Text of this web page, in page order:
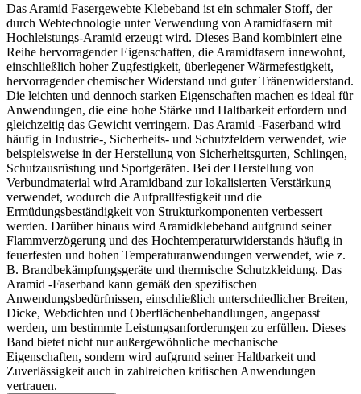
Das Aramid Fasergewebte Klebeband ist ein schmaler Stoff, der
durch Webtechnologie unter Verwendung von Aramidfasern mit
Hochleistungs-Aramid erzeugt wird. Dieses Band kombiniert eine
Reihe hervorragender Eigenschaften, die Aramidfasern innewohnt,
einschließlich hoher Zugfestigkeit, überlegener Wärmefestigkeit,
hervorragender chemischer Widerstand und guter Tränenwiderstand.
Die leichten und dennoch starken Eigenschaften machen es ideal für
Anwendungen, die eine hohe Stärke und Haltbarkeit erfordern und
gleichzeitig das Gewicht verringern. Das Aramid -Faserband wird
häufig in Industrie-, Sicherheits- und Schutzfeldern verwendet, wie
beispielsweise in der Herstellung von Sicherheitsgurten, Schlingen,
Schutzausrüstung und Sportgeräten. Bei der Herstellung von
Verbundmaterial wird Aramidband zur lokalisierten Verstärkung
verwendet, wodurch die Aufprallfestigkeit und die
Ermüdungsbeständigkeit von Strukturkomponenten verbessert
werden. Darüber hinaus wird Aramidklebeband aufgrund seiner
Flammverzögerung und des Hochtemperaturwiderstands häufig in
feuerfesten und hohen Temperaturanwendungen verwendet, wie z.
B. Brandbekämpfungsgeräte und thermische Schutzkleidung. Das
Aramid -Faserband kann gemäß den spezifischen
Anwendungsbedürfnissen, einschließlich unterschiedlicher Breiten,
Dicke, Webdichten und Oberflächenbehandlungen, angepasst
werden, um bestimmte Leistungsanforderungen zu erfüllen. Dieses
Band bietet nicht nur außergewöhnliche mechanische
Eigenschaften, sondern wird aufgrund seiner Haltbarkeit und
Zuverlässigkeit auch in zahlreichen kritischen Anwendungen
vertrauen.